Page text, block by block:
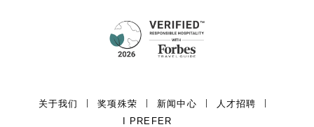
关于我们 奖项殊荣 新闻中心
人才招聘
I PREFER